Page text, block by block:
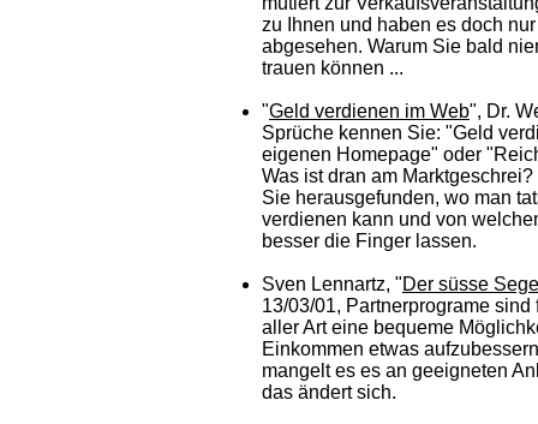
zu Ihnen und haben es doch
abgesehen. Warum Sie bald
trauen können ...
"Geld verdienen im Web", Dr.
Sprüche kennen Sie: "Geld
eigenen Homepage" oder
Was ist dran am Marktgeschrei?
Sie herausgefunden, wo man
verdienen kann und von
besser die Finger lassen.
Sven Lennartz, "Der süsse
13/03/01, Partnerprograme sind
aller Art eine bequeme
Einkommen etwas
mangelt es es an geeigneten
das ändert sich.